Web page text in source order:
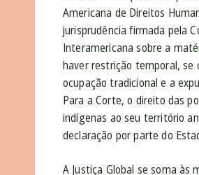
Americana de Direitos
jurisprudência firmada pela
Interamericana sobre a
haver restrição temporal, se
ocupação tradicional e a
Para a Corte, o direito das
indígenas ao seu território
declaração por parte do
A Justiça Global se soma às